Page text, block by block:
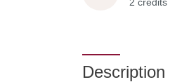
Description